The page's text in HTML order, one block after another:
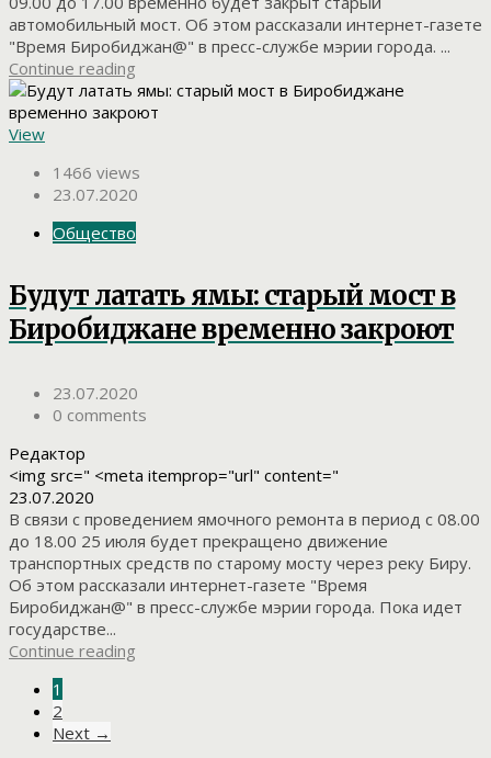
автомобильный мост. Об этом рассказали интернет-газете
"Время Биробиджан@" в пресс-службе мэрии города. ...
Continue reading
View
1466 views
23.07.2020
Общество
Будут латать ямы: старый мост в
Биробиджане временно закроют
23.07.2020
0 comments
Редактор
<img src=" <meta itemprop="url" content="
23.07.2020
В связи с проведением ямочного ремонта в период с 08.00
до 18.00 25 июля будет прекращено движение
транспортных средств по старому мосту через реку Биру.
Об этом рассказали интернет-газете "Время
Биробиджан@" в пресс-службе мэрии города. Пока идет
государстве...
Continue reading
1
2
Next →